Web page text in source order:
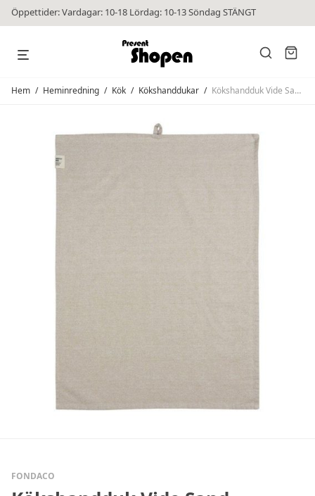
Öppettider: Vardagar: 10-18 Lördag: 10-13 Söndag STÄNGT
Hem / Heminredning / Kök / Kökshanddukar / Kökshandduk Vide Sand
FONDACO